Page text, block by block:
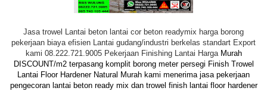
Jasa trowel Lantai beton lantai cor beton readymix harga borong
pekerjaan biaya efisien Lantai gudang/industri berkelas standart Export
kami 08.222.721.9005 Pekerjaan Finishing Lantai HargaMurah
DISCOUNT/m2 terpasang komplit borong meter persegi Finish Trowel
Lantai Floor Hardener Natural Murah kami menerima jasa pekerjaan
pengecoran lantai beton ready mix dan trowel finish lantai floor hardener